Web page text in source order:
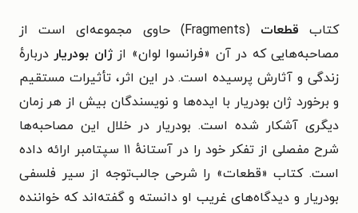
کتاب قطعات (Fragments)
حاوی مجموعه‌ای است از
مصاحبه‌هایی که در آن «فرانسوا لوان» ازژان بودریار دربارهٔ
زندگی و آثارش پرسیده است. در این اثر، تأثیرات مستقیم
و برخورد ژان بودریار با ایده‌ها و نویسندگان بیش از هر زمان
دیگری آشکار شده است. بودریار در خلال این مصاحبه‌ها
شرح مفصلی از تفکر خود را در آستانهٔ ۱۱ سپتامبر ارائه داده
است. کتاب «قطعات» را شرحی جالب‌توجه از سیر فلسفی
بودریار و دیدگاه‌های غریب او دانسته و گفته‌اند که خواننده